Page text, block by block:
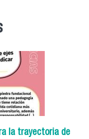
la trayectoria de